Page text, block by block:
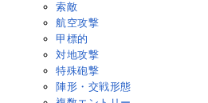
索敵
航空攻撃
甲標的
対地攻撃
特殊砲撃
陣形・交戦形態